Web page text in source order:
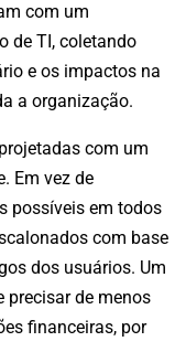
com um
de TI, coletando
e os impactos na
a organização.
com um
Em vez de
possíveis em todos
com base
dos usuários. Um
precisar de menos
financeiras, por